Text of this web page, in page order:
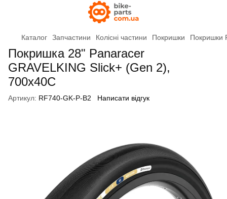
Каталог Запчастини Колісні частини Покришки Покришки
Покришка 28" Panaracer
GRAVELKING Slick+ (Gen 2),
700x40C
Артикул: RF740-GK-P-B2 Написати відгук